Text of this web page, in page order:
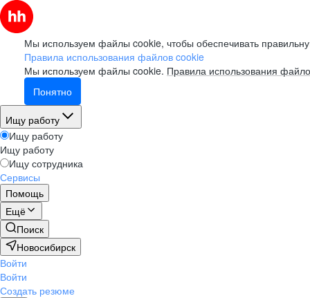
Мы используем файлы cookie, чтобы обеспечивать
Правила использования файлов cookie
Мы используем файлы cookie. Правила использования
Понятно
Ищу работу
Ищу работу
Ищу работу
Ищу сотрудника
Сервисы
Помощь
Ещё
Поиск
Новосибирск
Войти
Войти
Создать резюме